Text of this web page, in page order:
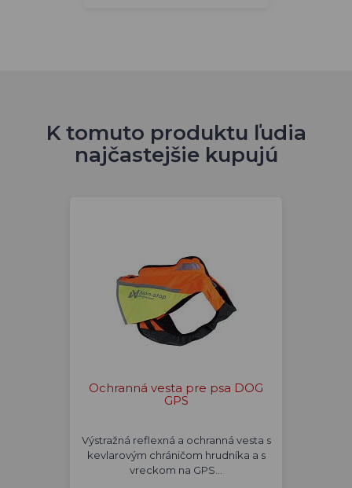
K tomuto produktu ľudia
najčastejšie kupujú
Ochranná vesta pre psa DOG
GPS
Výstražná reflexná a ochranná vesta s
kevlarovým chráničom hrudníka a s
vreckom na GPS…